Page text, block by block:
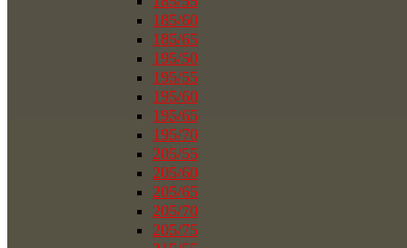
185/60
185/65
195/50
195/55
195/60
195/65
195/70
205/55
205/60
205/65
205/70
205/75